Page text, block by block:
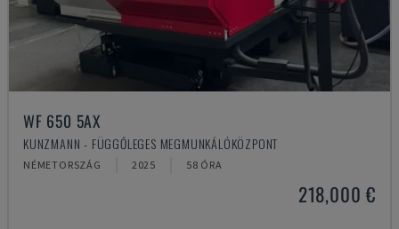
WF 650 5AX
KUNZMANN - FÜGGŐLEGES MEGMUNKÁLÓKÖZPONT
NÉMETORSZÁG 2025 58 ÓRA
218,000 €